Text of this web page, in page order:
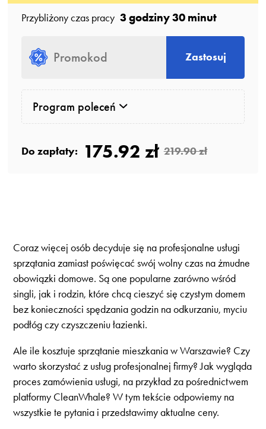
Przybliżony czas pracy 3 godziny 30 minut
Zastosuj
Program poleceń
Do zapłaty: 175.92 zł 219.90 zł
Coraz więcej osób decyduje się na profesjonalne usługi
sprzątania zamiast poświęcać swój wolny czas na żmudne
obowiązki domowe. Są one popularne zarówno wśród
singli, jak i rodzin, które chcą cieszyć się czystym domem
bez konieczności spędzania godzin na odkurzaniu, myciu
podłóg czy czyszczeniu łazienki.
Ale ile kosztuje sprzątanie mieszkania w Warszawie? Czy
warto skorzystać z usług profesjonalnej firmy? Jak wygląda
proces zamówienia usługi, na przykład za pośrednictwem
platformy CleanWhale? W tym tekście odpowiemy na
wszystkie te pytania i przedstawimy aktualne ceny.